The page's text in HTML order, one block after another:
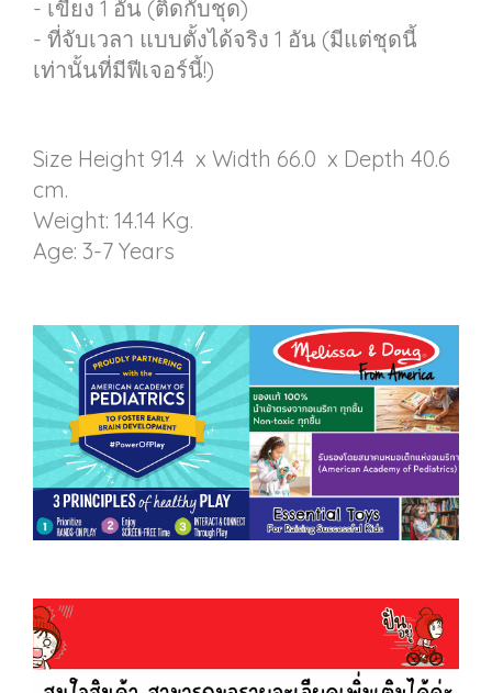
- เขียง 1 อัน (ติดกับชุด)
- ที่จับเวลา แบบตั้งได้จริง 1 อัน (มีแต่ชุดนี้
เท่านั้นที่มีฟีเจอร์นี้!)
Size Height 91.4 x Width 66.0 x Depth 40.6
cm.
Weight: 14.14 Kg.
Age: 3-7 Years